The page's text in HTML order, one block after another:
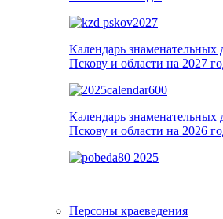
Календарь знаменательных
Пскову и области на 2027
Календарь знаменательных
Пскову и области на 2026
Персоны краеведения